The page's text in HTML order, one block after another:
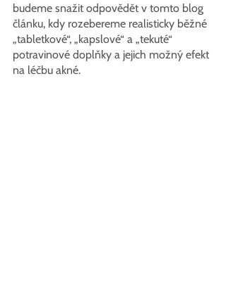
budeme snažit odpovědět v tomto blog
článku, kdy rozebereme realisticky běžné
„tabletkové“, „kapslové“ a „tekuté“
potravinové doplňky a jejich možný efekt
na léčbu akné.